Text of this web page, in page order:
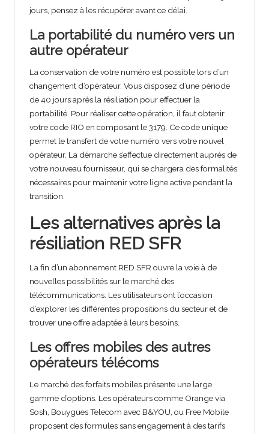
jours, pensez à les récupérer avant ce délai.
La portabilité du numéro vers un
autre opérateur
La conservation de votre numéro est possible lors d’un
changement d’opérateur. Vous disposez d’une période
de 40 jours après la résiliation pour effectuer la
portabilité. Pour réaliser cette opération, il faut obtenir
votre code RIO en composant le 3179. Ce code unique
permet le transfert de votre numéro vers votre nouvel
opérateur. La démarche s’effectue directement auprès de
votre nouveau fournisseur, qui se chargera des formalités
nécessaires pour maintenir votre ligne active pendant la
transition.
Les alternatives après la
résiliation RED SFR
La fin d’un abonnement RED SFR ouvre la voie à de
nouvelles possibilités sur le marché des
télécommunications. Les utilisateurs ont l’occasion
d’explorer les différentes propositions du secteur et de
trouver une offre adaptée à leurs besoins.
Les offres mobiles des autres
opérateurs télécoms
Le marché des forfaits mobiles présente une large
gamme d’options. Les opérateurs comme Orange via
Sosh, Bouygues Telecom avec B&YOU, ou Free Mobile
proposent des formules sans engagement à des tarifs